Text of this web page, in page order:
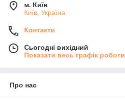
м. Київ
Київ, Україна
Контакти
Сьогодні вихідний
Показати весь графік роботи
Про нас